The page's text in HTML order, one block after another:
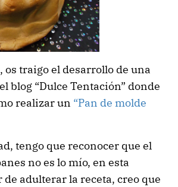
os traigo el desarrollo de una
blog “Dulce Tentación” donde
realizar un “Pan de molde
tengo que reconocer que el
no es lo mío, en esta
de adulterar la receta, creo que